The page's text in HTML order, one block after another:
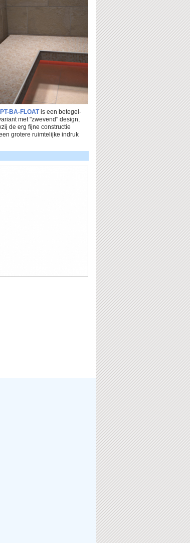
BA-FLOATis een be­tegel­
met "zwevend" design,
de erg fijne con­struc­tie
grotere ruimte­lijke indruk